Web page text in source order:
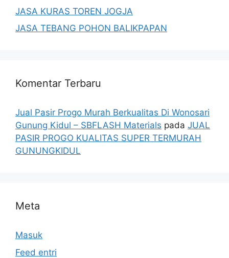
JASA KURAS TOREN JOGJA
JASA TEBANG POHON BALIKPAPAN
Komentar Terbaru
Jual Pasir Progo Murah Berkualitas Di Wonosari
Gunung Kidul – SBFLASH Materials pada JUAL
PASIR PROGO KUALITAS SUPER TERMURAH
GUNUNGKIDUL
Meta
Masuk
Feed entri